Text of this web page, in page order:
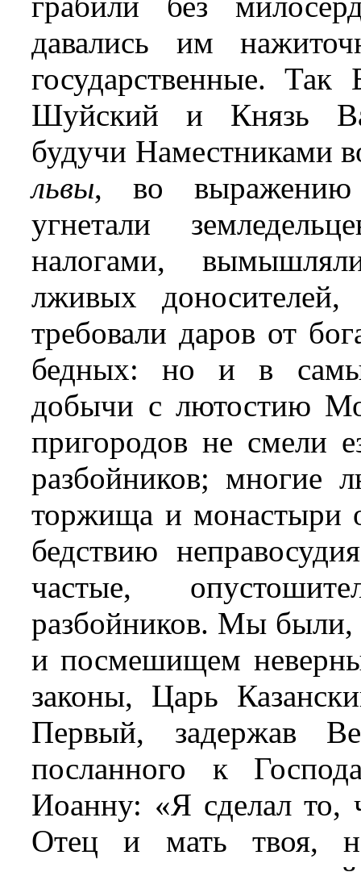
давались им
государственные.
Шуйский и Князь
будучи Наместниками
львы, во выражению
угнетали
налогами,
лживых доносителей,
требовали даров от
бедных: но и в
добычи с лютостию
пригородов не смели
разбойников; многие
торжища и монастыри
бедствию
частые,
разбойников. Мы были,
и посмешищем
законы, Царь
Первый, задержав
посланного к
Иоанну: «Я сделал то,
Отец и мать твоя, не